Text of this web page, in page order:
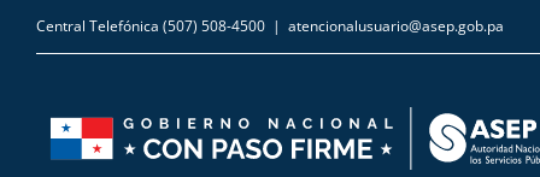
Central Telefónica (507) 508-4500 | atencionalusuario@asep.gob.pa